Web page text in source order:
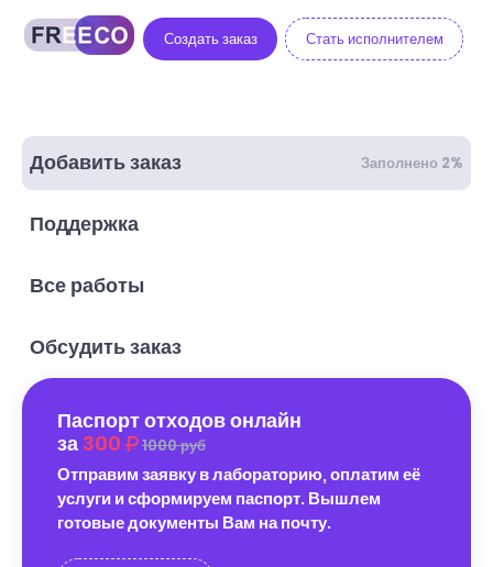
Создать заказ Стать исполнителем
Добавить заказ Заполнено 2%
Поддержка
Все работы
Обсудить заказ
Паспорт отходов онлайн
за 300 1000 руб
Отправим заявку в лабораторию, оплатим её
услуги и сформируем паспорт. Вышлем
готовые документы Вам на почту.